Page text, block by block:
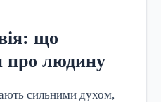
що
про людину
сильними духом,